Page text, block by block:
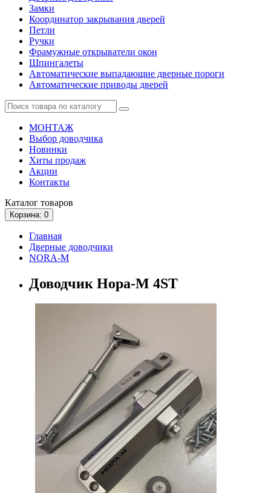
Замки
Координатор закрывания дверей
Петли
Ручки
Фрамужные открыватели окон
Шпингалеты
Автоматические выпадающие дверные пороги
Автоматические приводы дверей
МОНТАЖ
Выбор доводчика
Новинки
Хиты продаж
Акции
Контакты
Каталог товаров
Корзина: 0
Главная
Дверные доводчики
NORA-M
Доводчик Нора-М 4ST